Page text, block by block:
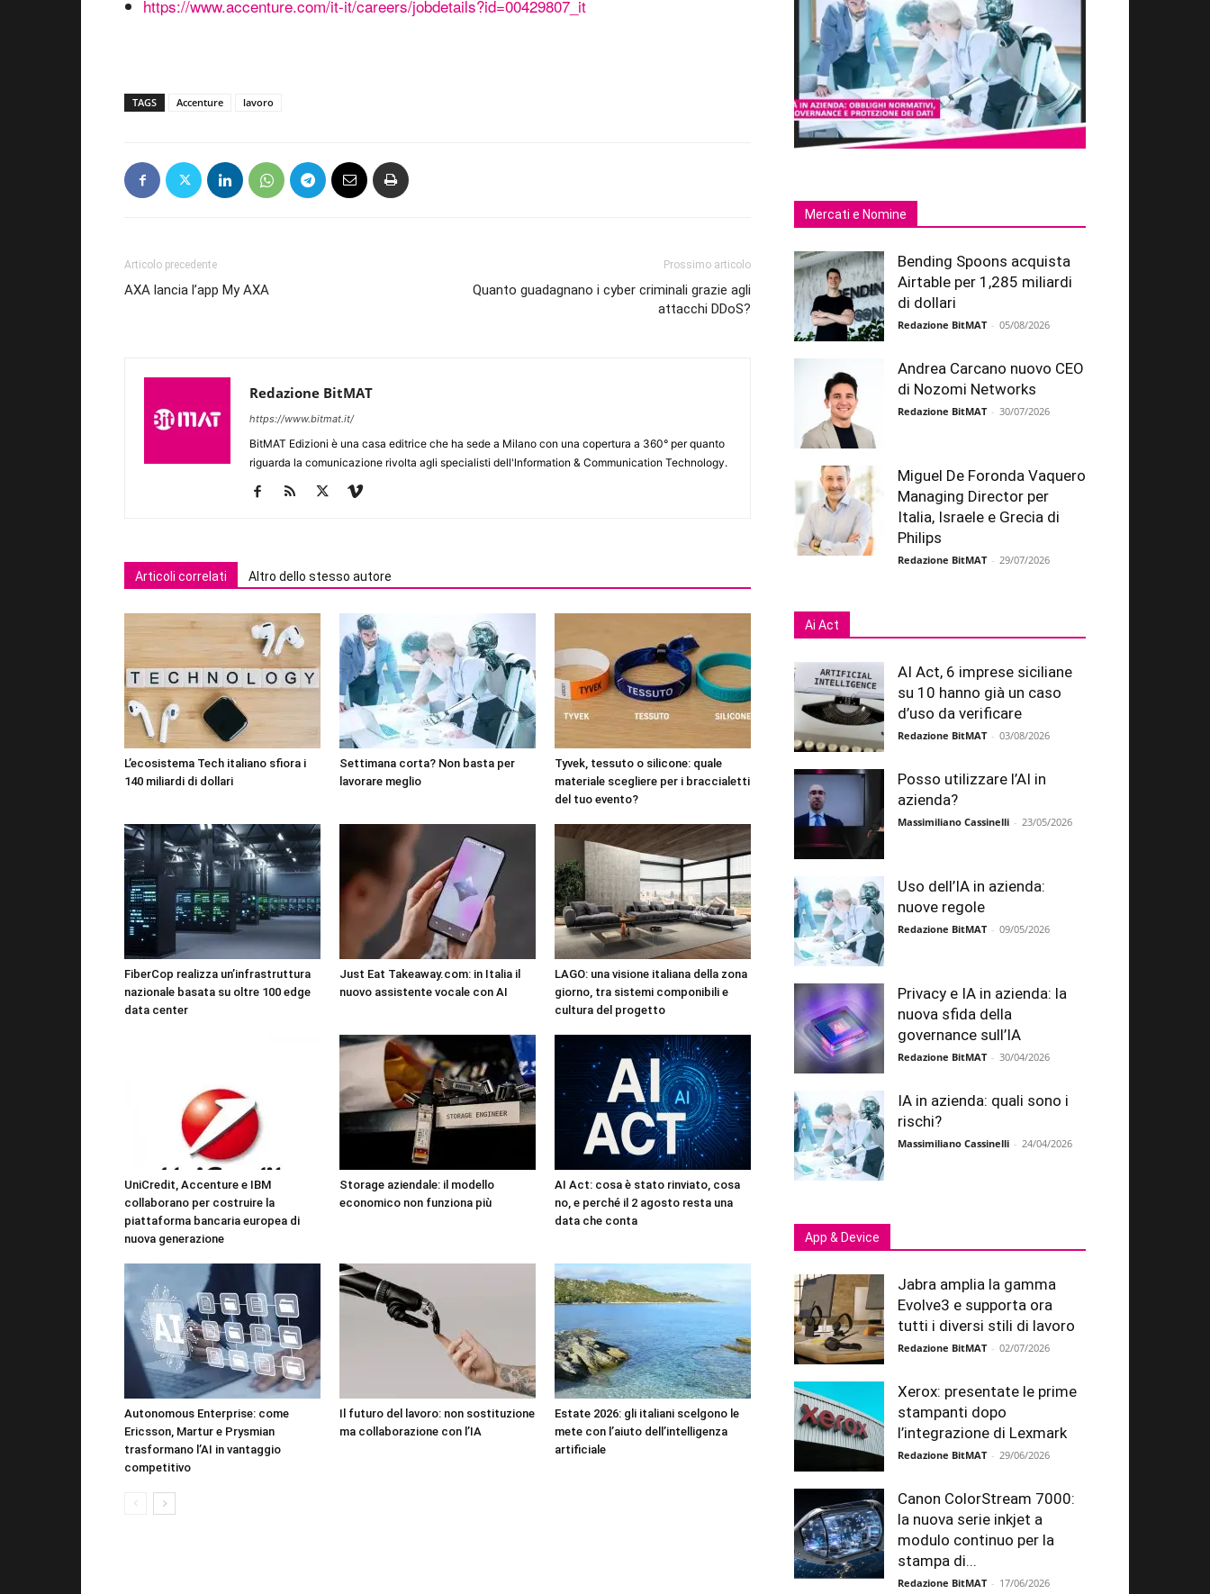
https://www.accenture.com/it-it/careers/jobdetails?id=00429807_it
TAGS Accenture lavoro
Articolo precedente
AXA lancia l’app My AXA
Prossimo articolo
Quanto guadagnano i cyber criminali grazie agli
attacchi DDoS?
Redazione BitMAT
https://www.bitmat.it/
BitMAT Edizioni è una casa editrice che ha sede a Milano con una copertura a 360° per quanto
riguarda la comunicazione rivolta agli specialisti dell'lnformation & Communication Technology.
Articoli correlati Altro dello stesso autore
L’ecosistema Tech italiano sfiora i
140 miliardi di dollari
Settimana corta? Non basta per
lavorare meglio
Tyvek, tessuto o silicone: quale
materiale scegliere per i braccialetti
del tuo evento?
FiberCop realizza un’infrastruttura
nazionale basata su oltre 100 edge
data center
Just Eat Takeaway.com: in Italia il
nuovo assistente vocale con AI
LAGO: una visione italiana della zona
giorno, tra sistemi componibili e
cultura del progetto
UniCredit, Accenture e IBM
collaborano per costruire la
piattaforma bancaria europea di
nuova generazione
Storage aziendale: il modello
economico non funziona più
AI Act: cosa è stato rinviato, cosa
no, e perché il 2 agosto resta una
data che conta
Autonomous Enterprise: come
Ericsson, Martur e Prysmian
trasformano l’AI in vantaggio
competitivo
Il futuro del lavoro: non sostituzione
ma collaborazione con l’IA
Estate 2026: gli italiani scelgono le
mete con l’aiuto dell’intelligenza
artificiale
Mercati e Nomine
Bending Spoons acquista
Airtable per 1,285 miliardi
di dollari
Redazione BitMAT - 05/08/2026
Andrea Carcano nuovo CEO
di Nozomi Networks
Redazione BitMAT - 30/07/2026
Miguel De Foronda Vaquero
Managing Director per
Italia, Israele e Grecia di
Philips
Redazione BitMAT - 29/07/2026
Ai Act
AI Act, 6 imprese siciliane
su 10 hanno già un caso
d’uso da verificare
Redazione BitMAT - 03/08/2026
Posso utilizzare l’AI in
azienda?
Massimiliano Cassinelli - 23/05/2026
Uso dell’IA in azienda:
nuove regole
Redazione BitMAT - 09/05/2026
Privacy e IA in azienda: la
nuova sfida della
governance sull’IA
Redazione BitMAT - 30/04/2026
IA in azienda: quali sono i
rischi?
Massimiliano Cassinelli - 24/04/2026
App & Device
Jabra amplia la gamma
Evolve3 e supporta ora
tutti i diversi stili di lavoro
Redazione BitMAT - 02/07/2026
Xerox: presentate le prime
stampanti dopo
l’integrazione di Lexmark
Redazione BitMAT - 29/06/2026
Canon ColorStream 7000:
la nuova serie inkjet a
modulo continuo per la
stampa di...
Redazione BitMAT - 17/06/2026